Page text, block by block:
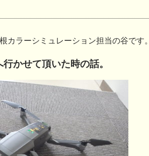
カラーシミュレーション担当の谷です。
かせて頂いた時の話。